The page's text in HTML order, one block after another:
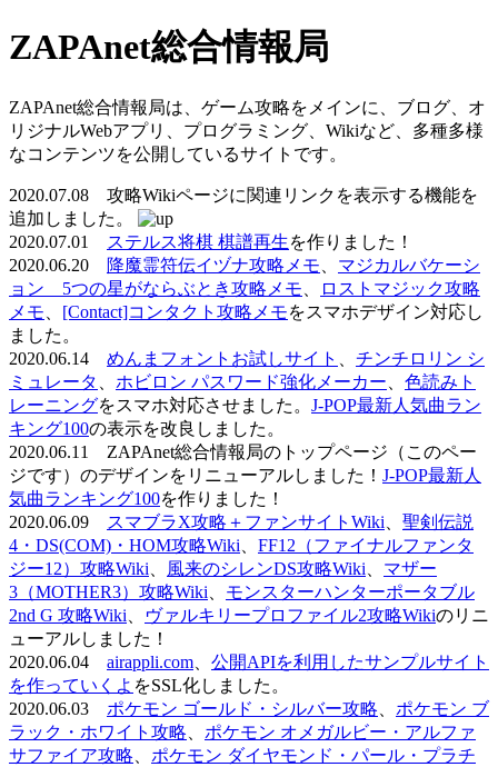
ZAPAnet総合情報局
ZAPAnet総合情報局は、ゲーム攻略をメインに、ブログ、オ
リジナルWebアプリ、プログラミング、Wikiなど、多種多様
なコンテンツを公開しているサイトです。
2020.07.08 攻略Wikiページに関連リンクを表示する機能を
追加しました。
2020.07.01
ステルス将棋 棋譜再生を作りました！
2020.06.20
降魔霊符伝イヅナ攻略メモ
マジカルバケーシ
ョン 5つの星がならぶとき攻略メモ
ロストマジック攻略
メモ
[Contact]コンタクト攻略メモをスマホデザイン対応し
ました。
2020.06.14 めんまフォントお試しサイト
チンチロリン シ
ミュレータ
ホビロン パスワード強化メーカー
色読みト
レーニングをスマホ対応させました。 J-POP最新人気曲ラン
キング100の表示を改良しました。
2020.06.11 ZAPAnet総合情報局のトップページ（このペー
ジです）のデザインをリニューアルしました！ J-POP最新人
気曲ランキング100を作りました！
2020.06.09
スマブラX攻略＋ファンサイトWiki
聖剣伝説
4・DS(COM)・HOM攻略Wiki
FF12（ファイナルファンタ
ジー12）攻略Wiki
風来のシレンDS攻略Wiki
マザー
3（MOTHER3）攻略Wiki
モンスターハンターポータブル
2nd G 攻略Wiki
ヴァルキリープロファイル2攻略Wikiのリニ
ューアルしました！
2020.06.04 airappli.com
公開APIを利用したサンプルサイト
を作っていくよ をSSL化しました。
2020.06.03 ポケモン ゴールド・シルバー攻略
ポケモン ブ
ラック・ホワイト攻略
ポケモン オメガルビー・アルファ
サファイア攻略
ポケモン ダイヤモンド・パール・プラチ